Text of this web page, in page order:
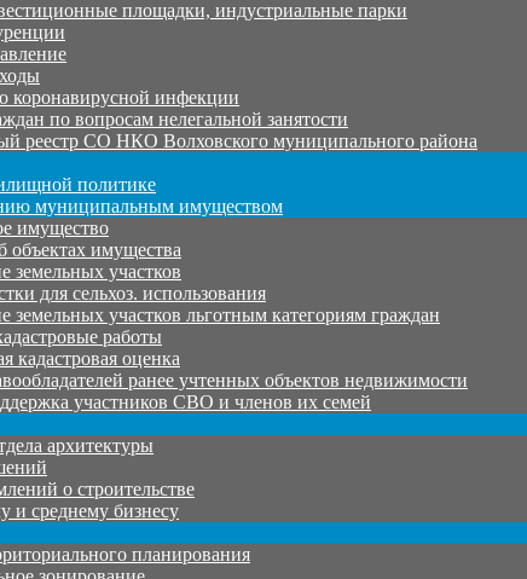
площадки, индустриальные парки
коронавирусной инфекции
по вопросам нелегальной занятости
реестр СО НКО Волховского муниципального района
политике
муниципальным имуществом
имущество
имущества
земельных участков
для сельхоз. использования
земельных участков льготным категориям граждан
работы
кадастровая оценка
ранее учтенных объектов недвижимости
участников СВО и членов их семей
архитектуры
о строительстве
и среднему бизнесу
планирования